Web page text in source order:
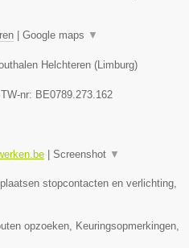
| Google maps ▼
Helchteren (Limburg)
nr: BE0789.273.162
| Screenshot ▼
stopcontacten en verlichting,
opzoeken, Keuringsopmerkingen,